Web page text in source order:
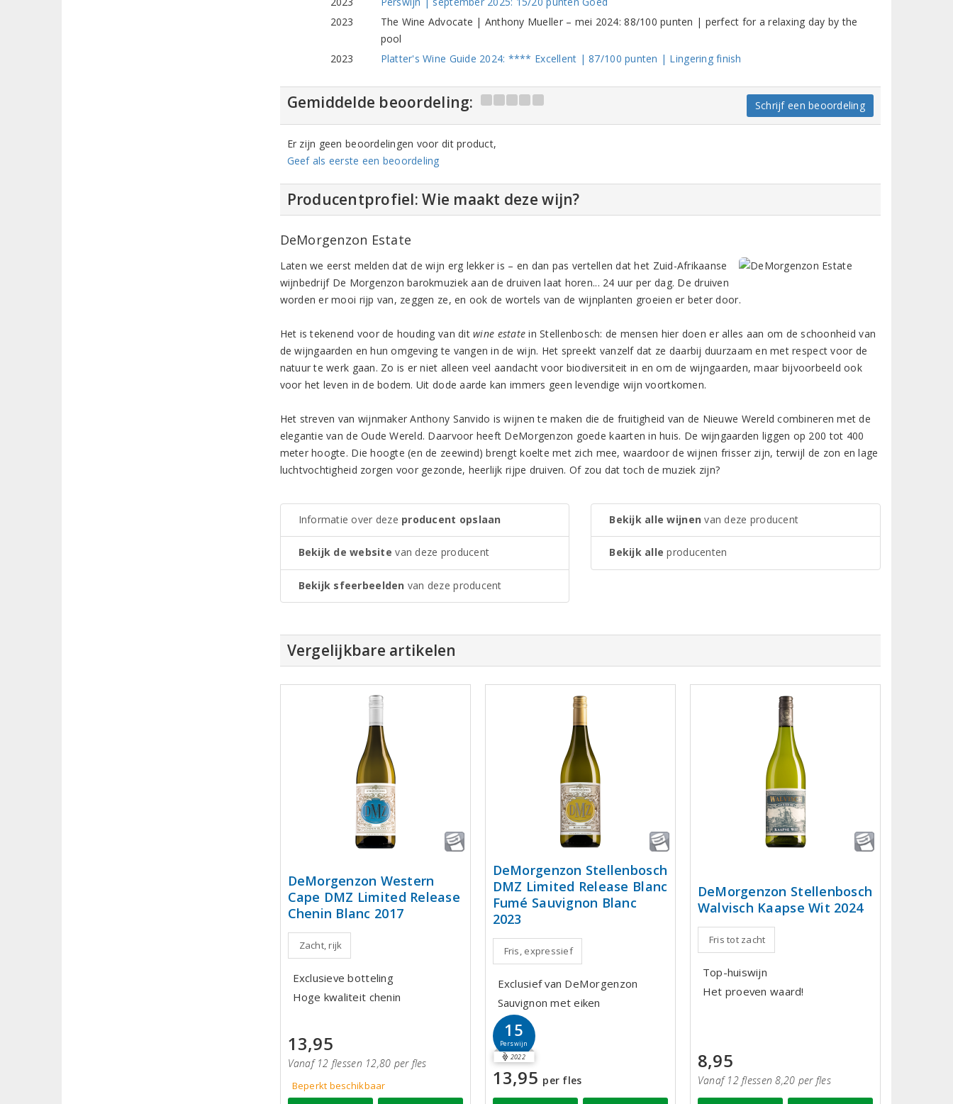
2023
The Wine Advocate | Anthony Mueller – mei 2024: 88/100 punten | perfect for a relaxing day by the
pool
2023
Platter's Wine Guide 2024: **** Excellent | 87/100 punten | Lingering finish
Gemiddelde beoordeling: Schrijf een beoordeling
Er zijn geen beoordelingen voor dit product,
Geef als eerste een beoordeling
Producentprofiel: Wie maakt deze wijn?
DeMorgenzon Estate
Laten we eerst melden dat de wijn erg lekker is – en dan pas vertellen dat het Zuid-Afrikaanse
wijnbedrijf De Morgenzon barokmuziek aan de druiven laat horen... 24 uur per dag. De druiven
worden er mooi rijp van, zeggen ze, en ook de wortels van de wijnplanten groeien er beter door.
Het is tekenend voor de houding van ditwine estate in Stellenbosch: de mensen hier doen er alles aan om de schoonheid van
de wijngaarden en hun omgeving te vangen in de wijn. Het spreekt vanzelf dat ze daarbij duurzaam en met respect voor de
natuur te werk gaan. Zo is er niet alleen veel aandacht voor biodiversiteit in en om de wijngaarden, maar bijvoorbeeld ook
voor het leven in de bodem. Uit dode aarde kan immers geen levendige wijn voortkomen.
Het streven van wijnmaker Anthony Sanvido is wijnen te maken die de fruitigheid van de Nieuwe Wereld combineren met de
elegantie van de Oude Wereld. Daarvoor heeft DeMorgenzon goede kaarten in huis. De wijngaarden liggen op 200 tot 400
meter hoogte. Die hoogte (en de zeewind) brengt koelte met zich mee, waardoor de wijnen frisser zijn, terwijl de zon en lage
luchtvochtigheid zorgen voor gezonde, heerlijk rijpe druiven. Of zou dat toch de muziek zijn?
Informatie over deze producent opslaan
Bekijk de website van deze producent
Bekijk sfeerbeelden van deze producent
Bekijk alle wijnen van deze producent
Bekijk alle producenten
Vergelijkbare artikelen
DeMorgenzon Western
Cape DMZ Limited Release
Chenin Blanc 2017
Zacht, rijk
Exclusieve botteling
Hoge kwaliteit chenin
13,95
Vanaf 12 flessen 12,80 per fles
Beperkt beschikbaar
DeMorgenzon Stellenbosch
DMZ Limited Release Blanc
Fumé Sauvignon Blanc
2023
Fris, expressief
Exclusief van DeMorgenzon
Sauvignon met eiken
15
Perswijn
2022
13,95 per fles
DeMorgenzon Stellenbosch
Walvisch Kaapse Wit 2024
Fris tot zacht
Top-huiswijn
Het proeven waard!
8,95
Vanaf 12 flessen 8,20 per fles